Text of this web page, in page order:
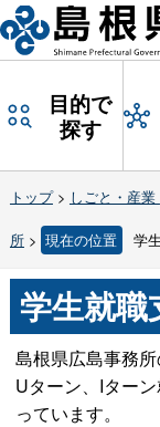
目的で
探す
トップ> しごと・産業
所> 現在の位置 学
学生就職
島根県広島事務
Uターン、Iター
っています。